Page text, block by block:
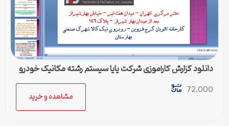
دانلود گزارش کارآموزی شرکت پایا سیستم رشته مکانیک خودرو
72,000
مشاهده و خرید